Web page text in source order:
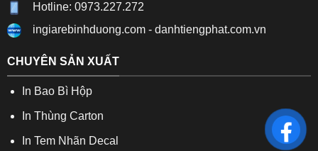
Hotline: 0973.227.272
ingiarebinhduong.com- danhtiengphat.com.vn
CHUYÊN SẢN XUẤT
In Bao Bì Hộp
In Thùng Carton
In Tem Nhãn Decal